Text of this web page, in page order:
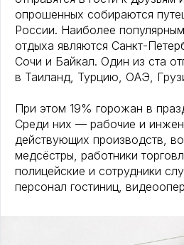
опрошенных собираются
России. Наиболее
отдыха являются Санкт-
Сочи и Байкал. Один из ста
в Таиланд, Турцию, ОАЭ,
При этом 19% горожан в
Среди них — рабочие и
действующих производств,
медсёстры, работники
полицейские и сотрудники
персонал гостиниц,